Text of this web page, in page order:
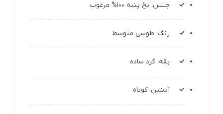
جنس: نخ پنبه 100% مرغوب
رنگ: طوسی متوسط
یقه: گرد ساده
آستین: کوتاه